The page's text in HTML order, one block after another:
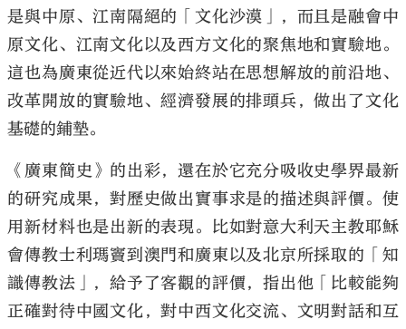
是與中原、江南隔絕的「文化沙漠」，而且是融會中
原文化、江南文化以及西方文化的聚焦地和實驗地。
這也為廣東從近代以來始終站在思想解放的前沿地、
改革開放的實驗地、經濟發展的排頭兵，做出了文化
基礎的鋪墊。
《廣東簡史》的出彩，還在於它充分吸收史學界最新
的研究成果，對歷史做出實事求是的描述與評價。使
用新材料也是出新的表現。比如對意大利天主教耶穌
會傳教士利瑪竇到澳門和廣東以及北京所採取的「知
識傳教法」，給予了客觀的評價，指出他「比較能夠
正確對待中國文化，對中西文化交流、文明對話和互